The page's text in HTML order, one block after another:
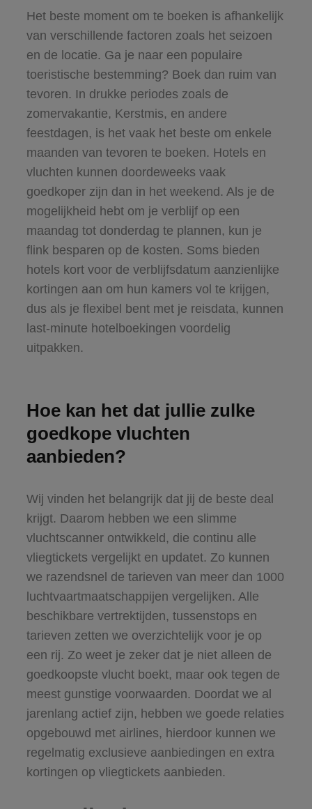
Het beste moment om te boeken is afhankelijk
van verschillende factoren zoals het seizoen
en de locatie. Ga je naar een populaire
toeristische bestemming? Boek dan ruim van
tevoren. In drukke periodes zoals de
zomervakantie, Kerstmis, en andere
feestdagen, is het vaak het beste om enkele
maanden van tevoren te boeken. Hotels en
vluchten kunnen doordeweeks vaak
goedkoper zijn dan in het weekend. Als je de
mogelijkheid hebt om je verblijf op een
maandag tot donderdag te plannen, kun je
flink besparen op de kosten. Soms bieden
hotels kort voor de verblijfsdatum aanzienlijke
kortingen aan om hun kamers vol te krijgen,
dus als je flexibel bent met je reisdata, kunnen
last-minute hotelboekingen voordelig
uitpakken.
Hoe kan het dat jullie zulke
goedkope vluchten
aanbieden?
Wij vinden het belangrijk dat jij de beste deal
krijgt. Daarom hebben we een slimme
vluchtscanner ontwikkeld, die continu alle
vliegtickets vergelijkt en updatet. Zo kunnen
we razendsnel de tarieven van meer dan 1000
luchtvaartmaatschappijen vergelijken. Alle
beschikbare vertrektijden, tussenstops en
tarieven zetten we overzichtelijk voor je op
een rij. Zo weet je zeker dat je niet alleen de
goedkoopste vlucht boekt, maar ook tegen de
meest gunstige voorwaarden. Doordat we al
jarenlang actief zijn, hebben we goede relaties
opgebouwd met airlines, hierdoor kunnen we
regelmatig exclusieve aanbiedingen en extra
kortingen op vliegtickets aanbieden.